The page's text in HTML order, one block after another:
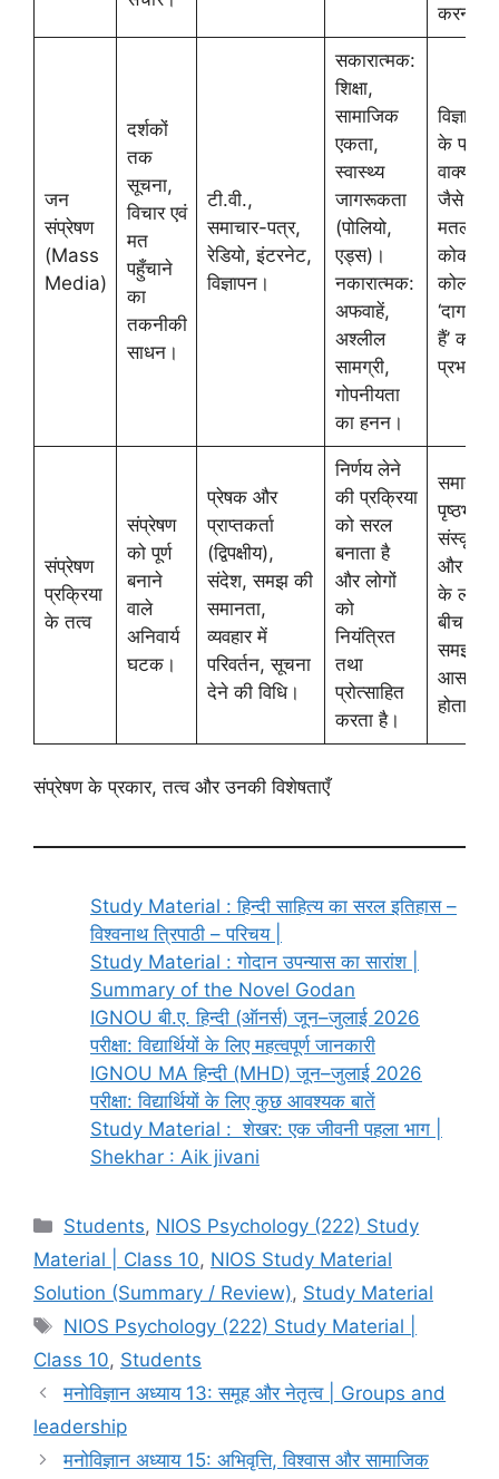
करना।
जन
संप्रेषण
(Mass
Media)
दर्शकों
तक
सूचना,
विचार एवं
मत
पहुँचाने
का
तकनीकी
साधन।
टी.वी.,
समाचार-पत्र,
रेडियो, इंटरनेट,
विज्ञापन।
सकारात्मक:
शिक्षा,
सामाजिक
एकता,
स्वास्थ्य
जागरूकता
(पोलियो,
एड्स)।
नकारात्मक:
अफवाहें,
अश्लील
सामग्री,
गोपनीयता
का हनन।
विज्ञापनों
के
वाक्यांश
जैसे ‘ठंडा
मतलब
कोका
कोला’ या
‘दाग
हैं’ का
प्रभाव।
संप्रेषण
प्रक्रिया
के तत्व
संप्रेषण
को पूर्ण
बनाने
वाले
अनिवार्य
घटक।
प्रेषक और
प्राप्तकर्ता
(द्विपक्षीय),
संदेश, समझ की
समानता,
व्यवहार में
परिवर्तन, सूचना
देने की विधि।
निर्णय लेने
की प्रक्रिया
को सरल
बनाता है
और लोगों
को
नियंत्रित
तथा
प्रोत्साहित
करता है।
समान
पृष्ठभूमि,
संस्कृति
और भाषा
के लोगों
बीच
समझना
आसान
होता है।
संप्रेषण के प्रकार, तत्व और उनकी विशेषताएँ
Study Material : हिन्दी साहित्य का सरल इतिहास –
विश्वनाथ त्रिपाठी – परिचय |
Study Material : गोदान उपन्यास का सारांश |
Summary of the Novel Godan
IGNOU बी.ए. हिन्दी (ऑनर्स) जून–जुलाई 2026
परीक्षा: विद्यार्थियों के लिए महत्वपूर्ण जानकारी
IGNOU MA हिन्दी (MHD) जून–जुलाई 2026
परीक्षा: विद्यार्थियों के लिए कुछ आवश्यक बातें
Study Material : शेखर: एक जीवनी पहला भाग |
Shekhar : Aik jivani
Students, NIOS Psychology (222) Study
Material | Class 10, NIOS Study Material
Solution (Summary / Review), Study Material
NIOS Psychology (222) Study Material |
Class 10, Students
मनोविज्ञान अध्याय 13: समूह और नेतृत्व | Groups and
leadership
मनोविज्ञान अध्याय 15: अभिवृत्ति, विश्वास और सामाजिक